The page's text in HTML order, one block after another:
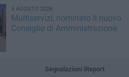
5 AGOSTO 2026
Multiservizi, nominato il nuovo
Consiglio di Amministrazione
Segnalazioni iReport